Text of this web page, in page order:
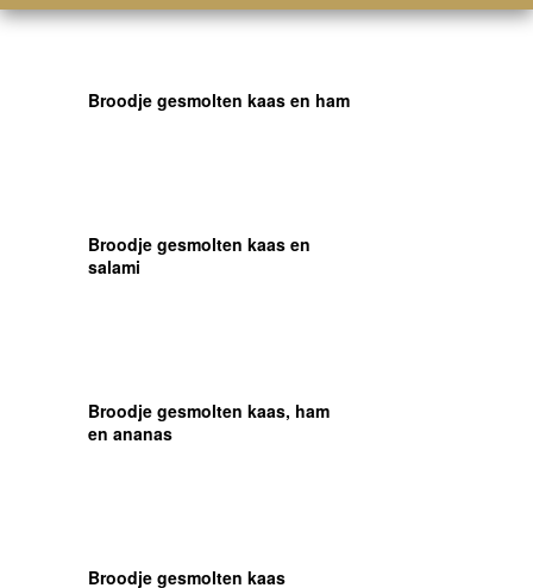
Broodje gesmolten kaas en ham
Broodje gesmolten kaas en
salami
Broodje gesmolten kaas, ham
en ananas
Broodje gesmolten kaas